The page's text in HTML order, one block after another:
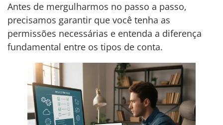
Antes de mergulharmos no passo a passo,
precisamos garantir que você tenha as
permissões necessárias e entenda a diferença
fundamental entre os tipos de conta.